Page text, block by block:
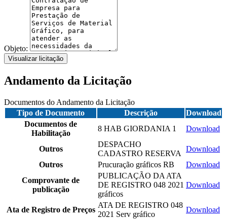
Objeto:
Visualizar licitação
Andamento da Licitação
Documentos do Andamento da Licitação
Tipo de Documento
Descrição
Download
Documentos de
Habilitação
8 HAB GIORDANIA 1 Download
Outros
DESPACHO
CADASTRO RESERVA
Download
Outros
Prucuração gráficos RB
Download
Comprovante de
publicação
PUBLICAÇÃO DA ATA
DE REGISTRO 048 2021
gráficos
Download
Ata de Registro de Preços
ATA DE REGISTRO 048
2021 Serv gráfico
Download